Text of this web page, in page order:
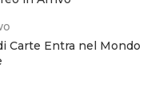
Carte Entra nel Mondo